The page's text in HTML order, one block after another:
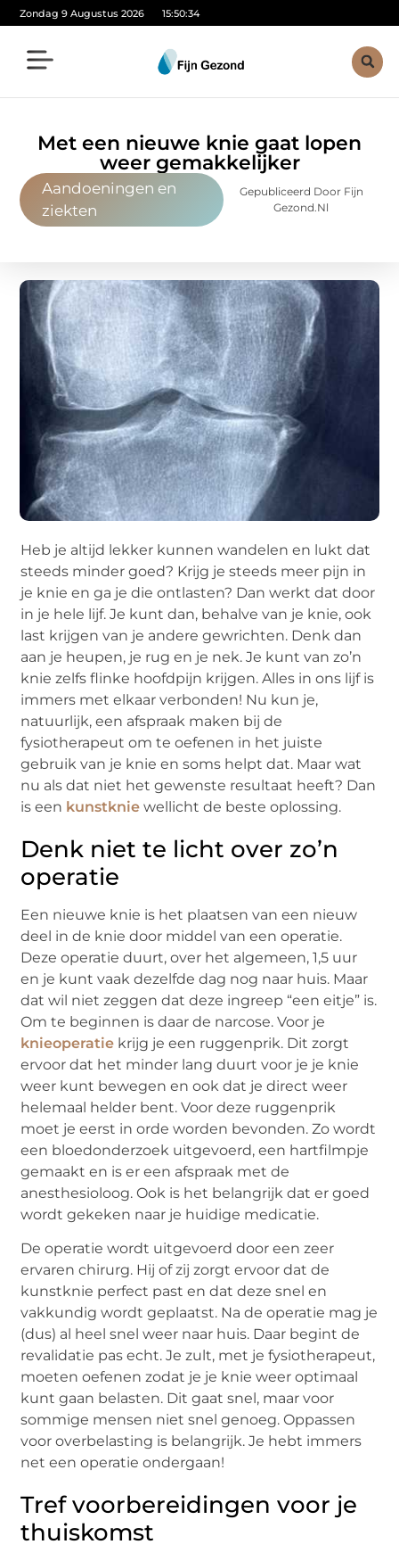
Zondag 9 Augustus 2026 15:50:35
Met een nieuwe knie gaat lopen
weer gemakkelijker
Aandoeningen en
ziekten
Gepubliceerd Door Fijn
Gezond.nl
Heb je altijd lekker kunnen wandelen en lukt dat
steeds minder goed? Krijg je steeds meer pijn in
je knie en ga je die ontlasten? Dan werkt dat door
in je hele lijf. Je kunt dan, behalve van je knie, ook
last krijgen van je andere gewrichten. Denk dan
aan je heupen, je rug en je nek. Je kunt van zo’n
knie zelfs flinke hoofdpijn krijgen. Alles in ons lijf is
immers met elkaar verbonden! Nu kun je,
natuurlijk, een afspraak maken bij de
fysiotherapeut om te oefenen in het juiste
gebruik van je knie en soms helpt dat. Maar wat
nu als dat niet het gewenste resultaat heeft? Dan
is een kunstknie wellicht de beste oplossing.
Denk niet te licht over zo’n
operatie
Een nieuwe knie is het plaatsen van een nieuw
deel in de knie door middel van een operatie.
Deze operatie duurt, over het algemeen, 1,5 uur
en je kunt vaak dezelfde dag nog naar huis. Maar
dat wil niet zeggen dat deze ingreep “een eitje” is.
Om te beginnen is daar de narcose. Voor je
knieoperatie krijg je een ruggenprik. Dit zorgt
ervoor dat het minder lang duurt voor je je knie
weer kunt bewegen en ook dat je direct weer
helemaal helder bent. Voor deze ruggenprik
moet je eerst in orde worden bevonden. Zo wordt
een bloedonderzoek uitgevoerd, een hartfilmpje
gemaakt en is er een afspraak met de
anesthesioloog. Ook is het belangrijk dat er goed
wordt gekeken naar je huidige medicatie.
De operatie wordt uitgevoerd door een zeer
ervaren chirurg. Hij of zij zorgt ervoor dat de
kunstknie perfect past en dat deze snel en
vakkundig wordt geplaatst. Na de operatie mag je
(dus) al heel snel weer naar huis. Daar begint de
revalidatie pas echt. Je zult, met je fysiotherapeut,
moeten oefenen zodat je je knie weer optimaal
kunt gaan belasten. Dit gaat snel, maar voor
sommige mensen niet snel genoeg. Oppassen
voor overbelasting is belangrijk. Je hebt immers
net een operatie ondergaan!
Tref voorbereidingen voor je
thuiskomst